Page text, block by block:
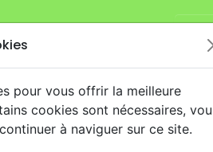
Je
Maison de la Bible Suisse
pour vous offrir la meilleure
cookies sont nécessaires,
à naviguer sur ce site.